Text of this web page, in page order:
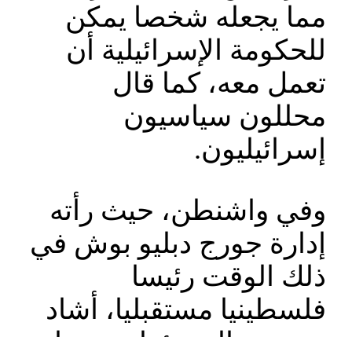
مما يجعله شخصا يمكن
للحكومة الإسرائيلية أن
تعمل معه، كما قال
محللون سياسيون
إسرائيليون.
وفي واشنطن، حيث رأته
إدارة جورج دبليو بوش في
ذلك الوقت رئيسا
فلسطينيا مستقبليا، أشاد